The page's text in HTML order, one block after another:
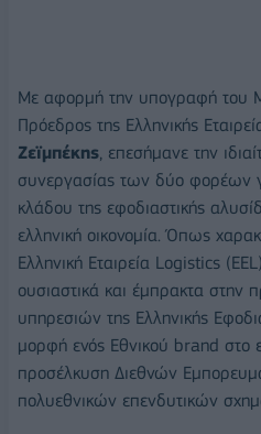
Με αφορμή την υπογραφή του
Πρόεδρος της Ελληνικής
Ζεϊμπέκης, επεσήμανε την
συνεργασίας των δύο φορέων
κλάδου της εφοδιαστικής
ελληνική οικονομία. Όπως
Ελληνική Εταιρεία Logistics
ουσιαστικά και έμπρακτα
υπηρεσιών της Ελληνικής
μορφή ενός Εθνικού brand στο
προσέλκυση Διεθνών
πολυεθνικών επενδυτικών